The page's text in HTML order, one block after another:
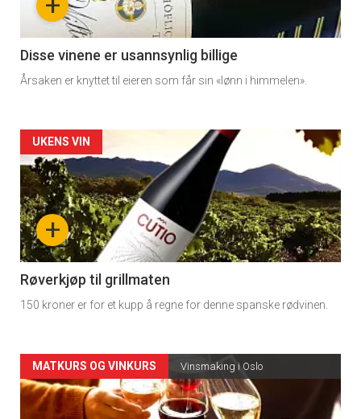
3
Disse vinene er usannsynlig billige
Årsaken er knyttet til eieren som får sin «lønn i himmelen».
Forsiden
akkurat
nå
-
4
+
UKENS VIN
Røverkjøp til grillmaten
150 kroner er for et kupp å regne for denne spanske rødvinen.
Forsiden
akkurat
MATKURS OG VINKURS Vinsmaking i Oslo